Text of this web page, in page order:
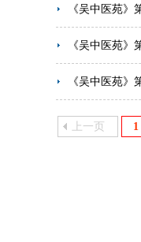
《吴中医苑》
《吴中医苑》
《吴中医苑》
上一页 1